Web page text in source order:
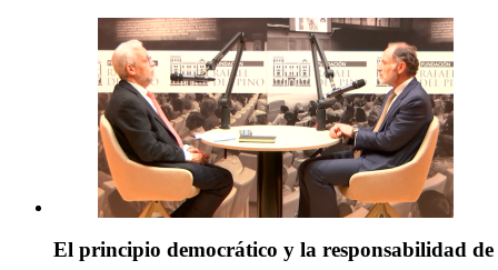
El principio democrático y la responsabilidad